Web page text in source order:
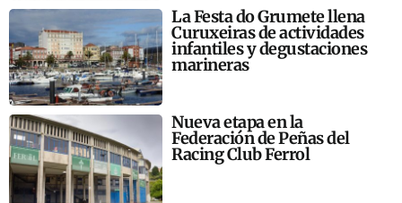
La Festa do Grumete llena
Curuxeiras de actividades
infantiles y degustaciones
marineras
Nueva etapa en la
Federación de Peñas del
Racing Club Ferrol